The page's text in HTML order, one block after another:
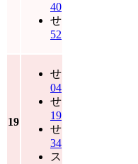
40
せ
52
19
せ
04
せ
19
せ
34
ス